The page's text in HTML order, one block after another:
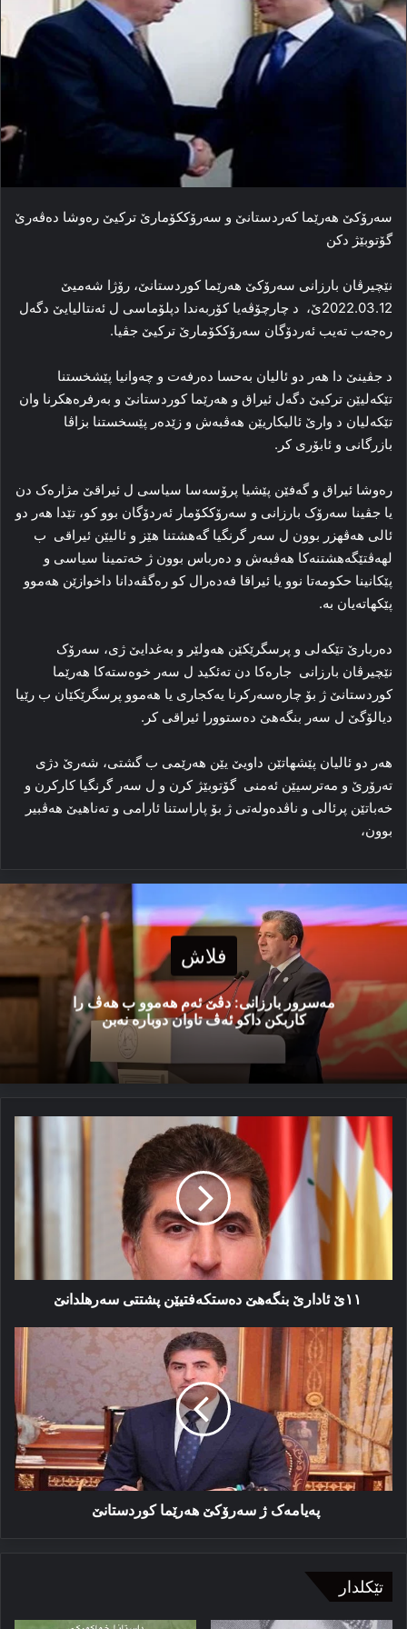
سەرۆکێ هەرێما کەردستانێ و سەرۆککۆمارێ ترکیێ رەوشا دەڤەرێ
گۆتوبێژ دکن
نێچیرڤان بارزانی سەرۆکێ هەرێما کوردستانێ، رۆژا شەمیێ
2022.03.12ێ، د چارچۆڤەیا کۆربەندا دپلۆماسی ل ئەنتالیایێ دگەل
رەجەب تەیب ئەردۆگان سەرۆککۆمارێ ترکیێ جڤیا.
د جڤینێ دا هەر دو ئالیان بەحسا دەرفەت و چەوانیا پێشخستنا
تێکەلیێن ترکیێ دگەل ئیراق و هەرێما کوردستانێ و بەرفرەهکرنا وان
تێکەلیان د وارێ ئالیکاریێن هەڤبەش و زێدەر پێسخستنا بزاڤا
بازرگانی و ئابۆری کر.
رەوشا ئیراق و گەفێن پێشیا پرۆسەسا سیاسی ل ئیراقێ مژارەک دن
یا جڤینا سەرۆک بارزانی و سەرۆککۆمار ئەردۆگان بوو کو، تێدا هەر دو
ئالی هەڤهزر بوون ل سەر گرنگیا گەهشتنا هێز و ئالیێن ئیراقی ب
لهەڤتێگەهشتنەکا هەڤبەش و دەرباس بوون ژ خەتمینا سیاسی و
پێکانینا حکومەتا نوو یا ئیراقا فەدەرال کو رەگڤەدانا داخوازێن هەموو
پێکهاتەیان بە.
دەربارێ تێکەلی و پرسگرێکێن هەولێر و بەغدایێ ژی، سەرۆک
نێچیرڤان بارزانی جارەکا دن تەئکید ل سەر خوەستەکا هەرێما
کوردستانێ ژ بۆ چارەسەرکرنا یەکجاری یا هەموو پرسگرێکێان ب رێیا
دیالۆگێ ل سەر بنگەهێ دەستوورا ئیراقی کر.
هەر دو ئالیان پێشهاتێن داویێ یێن هەرێمی ب گشتی، شەرێ دژی
تەرۆرێ و مەترسیێن ئەمنی گۆتوبێژ کرن و ل سەر گرنگیا کارکرن و
خەباتێن پرئالی و ناڤدەولەتی ژ بۆ پاراستنا ئارامی و تەناهیێ هەڤبیر
بوون،
فلاش
مەسرور بارزانی: دڤێ ئەم هەموو ب هەڤ را
کاربکن داکو ئەڤ تاوان دوبارە نەبن
١١ێ
ئادارێ
بنگه‌هێ
ده‌ستکه‌فتیێن
پشتتی
سه‌رهلدانێ
١١ێ ئادارێ بنگه‌هێ ده‌ستکه‌فتیێن پشتتی سه‌رهلدانێ
پەیامەک
ژ
سەرۆکێ
هەرێما
کوردستانێ
پەیامەک ژ سەرۆکێ هەرێما کوردستانێ
تێکلدار